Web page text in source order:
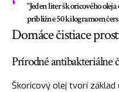
"Jeden liter škoricového
približne 50 kilogramom
Domáce čistiace
Prírodné antibakteriálne
Škoricový olej tvorí základ